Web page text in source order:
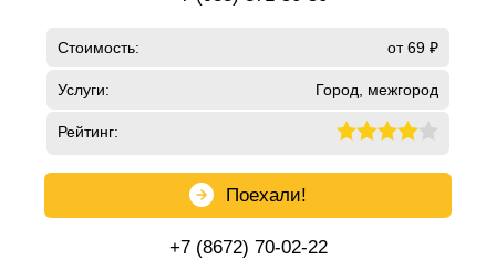
Стоимость: от 69 ₽
Услуги: Город, межгород
Рейтинг:
Поехали!
+7 (8672) 70-02-22